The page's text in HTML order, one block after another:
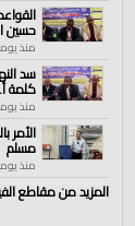
حسين
منذ
سد
كلمة
منذ
الأمر
مسلم
منذ
المزيد من مقاطع